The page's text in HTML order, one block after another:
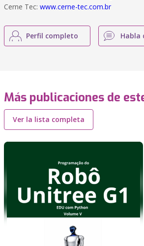
Cerne Tec: www.cerne-tec.com.br
Perfil completo Habla
Más publicaciones de
Ver la lista completa